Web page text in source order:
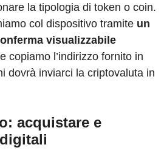
la tipologia di token o coin.
col dispositivo tramite un
visualizzabile
copiamo l’indirizzo fornito in
dovrà inviarci la criptovaluta in
acquistare e